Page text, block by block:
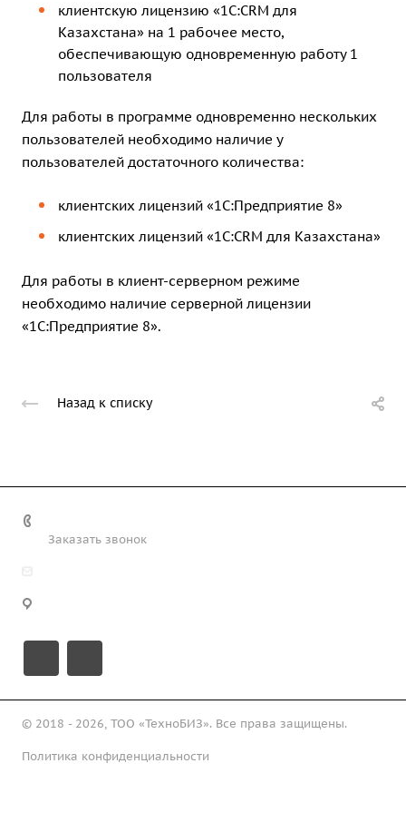
клиентскую лицензию «1С:CRM для
Казахстана» на 1 рабочее место,
обеспечивающую одновременную работу 1
пользователя
Для работы в программе одновременно нескольких
пользователей необходимо наличие у
пользователей достаточного количества:
клиентских лицензий «1С:Предприятие 8»
клиентских лицензий «1С:CRM для Казахстана»
Для работы в клиент-серверном режиме
необходимо наличие серверной лицензии
«1С:Предприятие 8».
Назад к списку
Заказать звонок
© 2018 - 2026, ТОО «ТехноБИЗ». Все права защищены.
Политика конфиденциальности